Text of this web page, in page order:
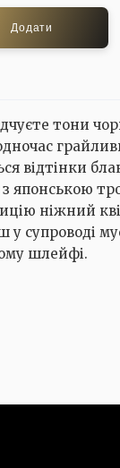
Додати
тони
відтінки
з японською
ніжний
супроводі
шлейфі.